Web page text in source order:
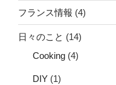
フランス情報 (4)
日々のこと (14)
Cooking (4)
DIY (1)